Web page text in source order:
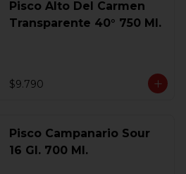
Pisco Alto Del Carmen
Transparente 40° 750 Ml.
$9.790
Pisco Campanario Sour
16 Gl. 700 Ml.